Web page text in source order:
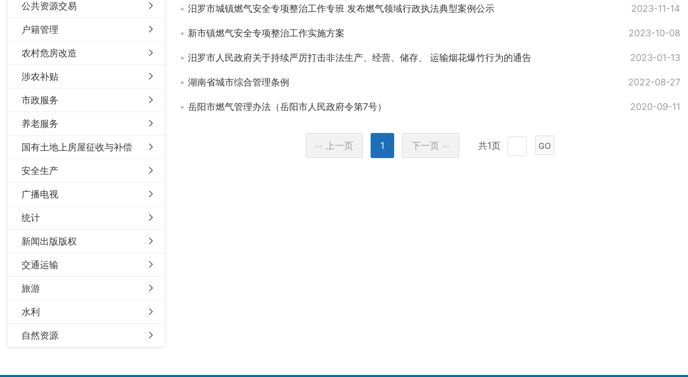
公共资源交易
户籍管理
农村危房改造
涉农补贴
市政服务
养老服务
国有土地上房屋征收与补偿
安全生产
广播电视
统计
新闻出版版权
交通运输
旅游
水利
自然资源
汨罗市城镇燃气安全专项整治工作专班 发布燃气领域行政执法典型案例公示 2023-11-14
新市镇燃气安全专项整治工作实施方案 2023-10-08
汨罗市人民政府关于持续严厉打击非法生产、经营、储存、 运输烟花爆竹行为的通告 2023-01-13
湖南省城市综合管理条例 2022-08-27
岳阳市燃气管理办法（岳阳市人民政府令第7号） 2020-09-11
<< 上一页 1 下一页 >> 共1页 GO